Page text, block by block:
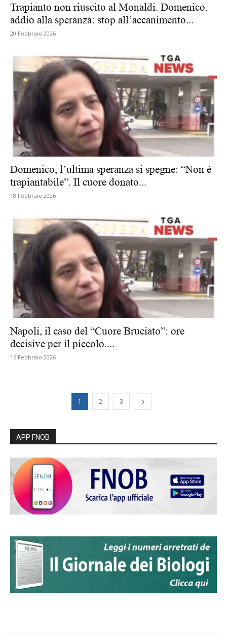
Trapianto non riuscito al Monaldi. Domenico,
addio alla speranza: stop all’accanimento...
20 Febbraio 2026
Domenico, l’ultima speranza si spegne: “Non è
trapiantabile”. Il cuore donato...
18 Febbraio 2026
Napoli, il caso del “Cuore Bruciato”: ore
decisive per il piccolo....
16 Febbraio 2026
1 2 3
APP FNOB